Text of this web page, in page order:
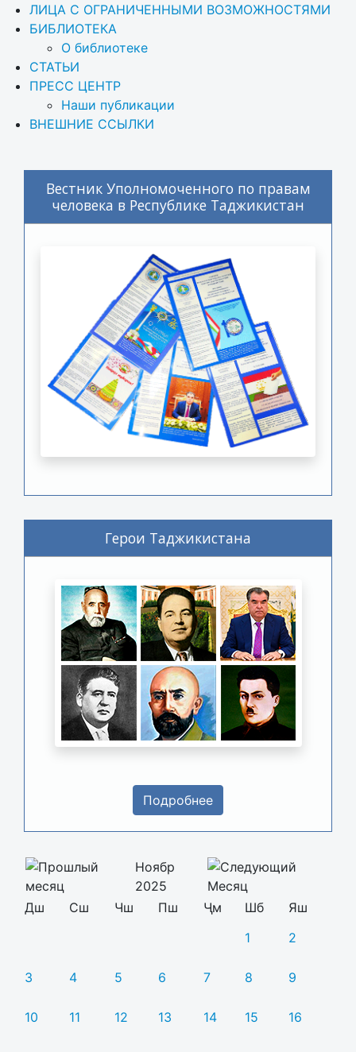
ЛИЦА С ОГРАНИЧЕННЫМИ ВОЗМОЖНОСТЯМИ
БИБЛИОТЕКА
О библиотеке
СТАТЬИ
ПРЕСС ЦЕНТР
Наши публикации
ВНЕШНИЕ ССЫЛКИ
Вестник Уполномоченного по правам
человека в Республике Таджикистан
Герои Таджикистана
Подробнее
Ноябр
2025
Дш
Сш Чш Пш Ҷм Шб
Яш
1
2
3 4 5 6 7 8 9
10 11 12 13 14 15 16